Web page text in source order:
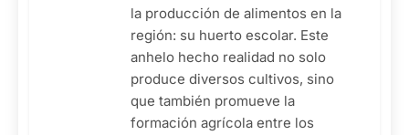
la producción de alimentos en la
región: su huerto escolar. Este
anhelo hecho realidad no solo
produce diversos cultivos, sino
que también promueve la
formación agrícola entre los